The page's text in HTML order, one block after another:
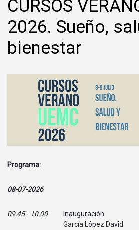
CURSOS
2026. Sueño,
bienestar
Programa:
08-07-2026
09:45- 10:00
Inauguración
García López.David